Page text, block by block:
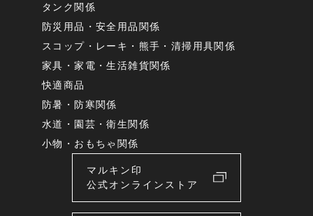
タンク関係
防災用品・安全用品関係
スコップ・レーキ・熊手・清掃用具関係
家具・家電・生活雑貨関係
快適商品
防暑・防寒関係
水道・園芸・衛生関係
小物・おもちゃ関係
マルキン印
公式オンラインストア